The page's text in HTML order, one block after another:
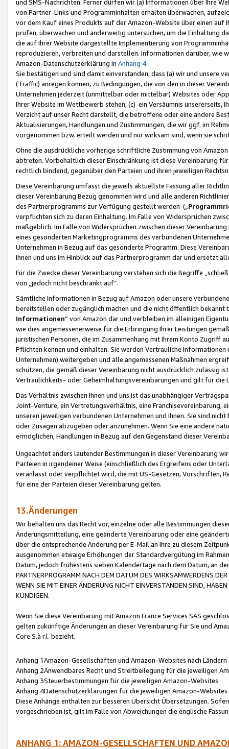
und SMS-Nachrichten. Ferner dürfen wir (a) Informationen über Ihre
von Partner-Links und Programminhalten erhalten überwachen,
vor dem Kauf eines Produkts auf der Amazon-Website über einen
prüfen, überwachen und anderweitig untersuchen, um die Einhaltung
die auf Ihrer Website dargestellte Implementierung von
reproduzieren, verbreiten und darstellen. Informationen darüber, wie
Amazon-Datenschutzerklärung in Anhang 4.
Sie bestätigen und sind damit einverstanden, dass (a) wir und
(Traffic) anregen können, zu Bedingungen, die von den in dieser
Unternehmen jederzeit (unmittelbar oder mittelbar) Websites oder
Ihrer Website im Wettbewerb stehen, (c) ein Versäumnis unsererseits,
Verzicht auf unser Recht darstellt, die betroffene oder eine andere
Aktualisierungen, Handlungen und Zustimmungen, die wir ggf. im
vorgenommen bzw. erteilt werden und nur wirksam sind, wenn sie
Ohne die ausdrückliche vorherige schriftliche Zustimmung von
abtreten. Vorbehaltlich dieser Einschränkung ist diese Vereinbarung
rechtlich bindend, gegenüber den Parteien und ihren jeweiligen
Diese Vereinbarung umfasst die jeweils aktuellste Fassung aller
dieser Vereinbarung Bezug genommen wird und alle anderen
des Partnerprogramms zur Verfügung gestellt werden („
verpflichten sich zu deren Einhaltung. Im Falle von Widersprüchen
maßgeblich. Im Falle von Widersprüchen zwischen dieser
eines gesonderten Marketingprogramms des verbundenen
Unternehmen in Bezug auf das gesonderte Programm. Diese
Ihnen und uns im Hinblick auf das Partnerprogramm dar und ersetzt
Für die Zwecke dieser Vereinbarung verstehen sich die Begriffe
von „jedoch nicht beschränkt auf“.
Sämtliche Informationen in Bezug auf Amazon oder unsere
bereitstellen oder zugänglich machen und die nicht öffentlich
Informationen“ von Amazon dar und verbleiben im alleinigen
wie dies angemessenerweise für die Erbringung Ihrer Leistungen
juristischen Personen, die im Zusammenhang mit Ihrem Konto
Pflichten kennen und einhalten. Sie werden Vertrauliche
Unternehmen) weitergeben und alle angemessenen Maßnahmen
schützen, die gemäß dieser Vereinbarung nicht ausdrücklich zulässig
Vertraulichkeits- oder Geheimhaltungsvereinbarungen und gilt für die
Das Verhältnis zwischen Ihnen und uns ist das unabhängiger
Joint-Venture, ein Vertretungsverhältnis, eine Franchisevereinbarung,
unseren jeweiligen verbundenen Unternehmen und Ihnen. Sie sind
oder Zusagen abzugeben oder anzunehmen. Wenn Sie eine andere
ermöglichen, Handlungen in Bezug auf den Gegenstand dieser
Ungeachtet anders lautender Bestimmungen in dieser Vereinbarung
Parteien in irgendeiner Weise (einschließlich des Ergreifens oder
veranlasst oder verpflichtet wird, die mit US-Gesetzen, Vorschriften,
für eine der Parteien dieser Vereinbarung gelten.
13.Änderungen
Wir behalten uns das Recht vor, einzelne oder alle Bestimmungen
Änderungsmitteilung, eine geänderte Vereinbarung oder eine
über die entsprechende Änderung per E-Mail an Ihre zu diesem
ausgenommen etwaige Erhöhungen der Standardvergütung im
Datum, jedoch frühestens sieben Kalendertage nach dem Datum, an
PARTNERPROGRAMM NACH DEM DATUM DES WIRKSAMWERDENS
WENN SIE MIT EINER ÄNDERUNG NICHT EINVERSTANDEN SIND,
KÜNDIGEN.
Wenn Sie diese Vereinbarung mit Amazon France Services SAS
gelten zukünftige Änderungen an dieser Vereinbarung für Sie und
Core S.à r.l. bezieht.
Anhang 1Amazon-Gesellschaften und Amazon-Websites nach Ländern
Anhang 2Anwendbares Recht und Streitbeilegung für die jeweiligen
Anhang 3Steuerbestimmungen für die jeweiligen Amazon-Websites
Anhang 4Datenschutzerklärungen für die jeweiligen Amazon-Websites
Diese Anhänge enthalten zur besseren Übersicht Übersetzungen.
vorgeschrieben ist, gilt im Falle von Abweichungen die englische
ANHANG 1: AMAZON-GESELLSCHAFTEN UND